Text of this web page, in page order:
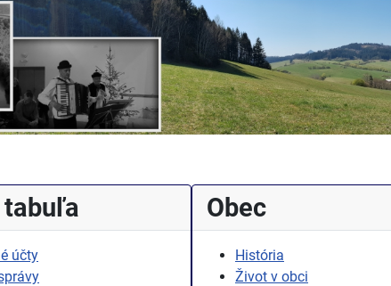
tabuľa
účty
Obec
História
Život v obci